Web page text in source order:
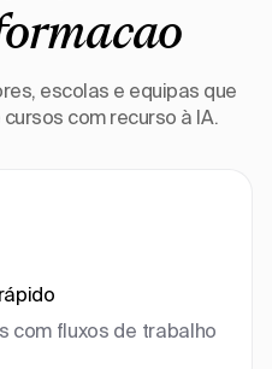
escolas e equipas que
com recurso à IA.
com fluxos de trabalho